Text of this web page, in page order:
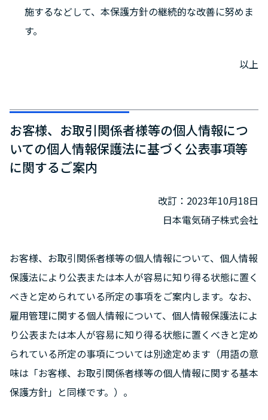
施するなどして、本保護方針の継続的な改善に努めま
す。
以上
お客様、お取引関係者様等の個人情報につ
いての個人情報保護法に基づく公表事項等
に関するご案内
改訂：2023年10月18日
日本電気硝子株式会社
お客様、お取引関係者様等の個人情報について、個人情報
保護法により公表または本人が容易に知り得る状態に置く
べきと定められている所定の事項をご案内します。なお、
雇用管理に関する個人情報について、個人情報保護法によ
り公表または本人が容易に知り得る状態に置くべきと定め
られている所定の事項については別途定めます（用語の意
味は「お客様、お取引関係者様等の個人情報に関する基本
保護方針」と同様です。）。